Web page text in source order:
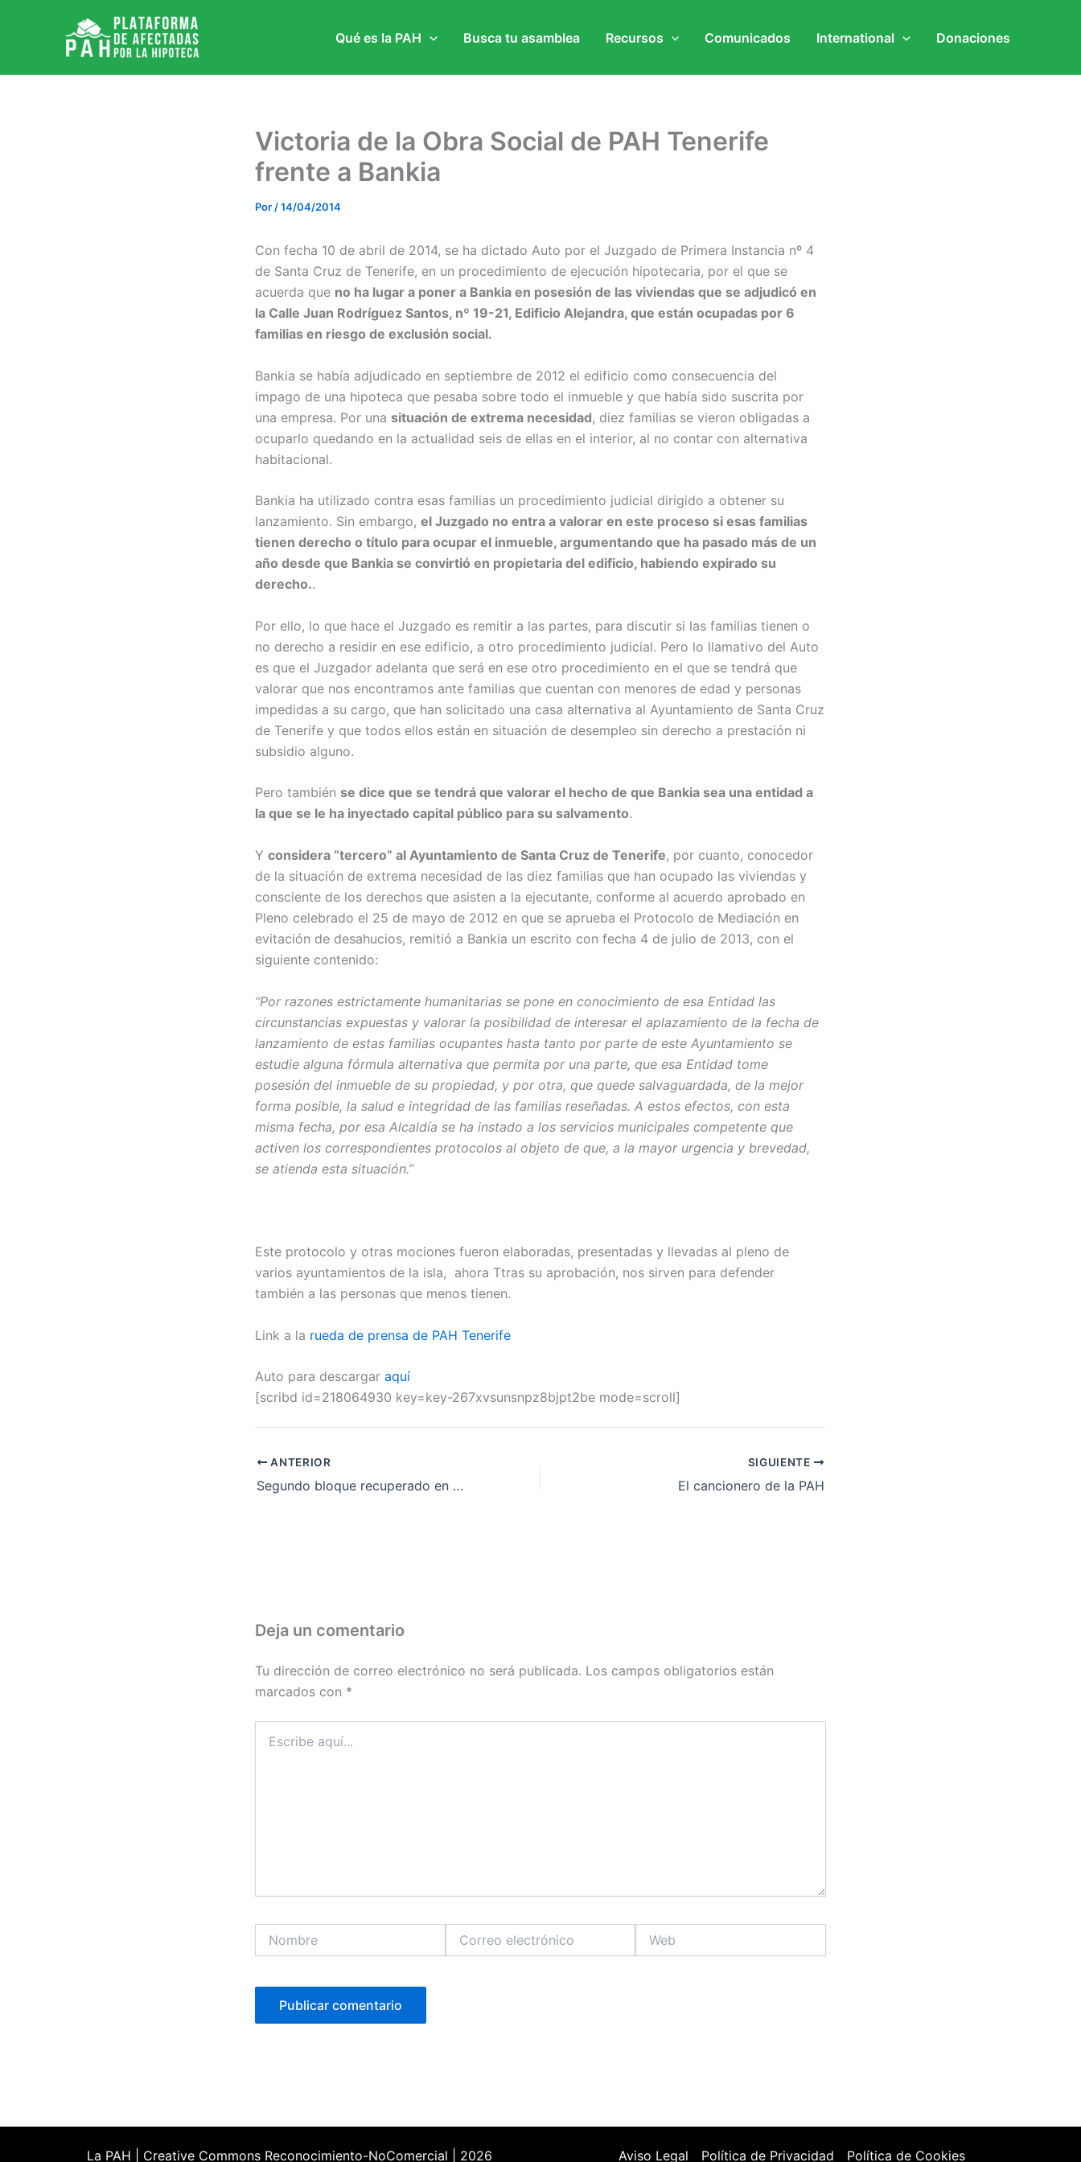
Qué es la PAH Busca tu asamblea Recursos Comunicados International Donaciones
Victoria de la Obra Social de PAH Tenerife
frente a Bankia
Por /14/04/2014
Con fecha 10 de abril de 2014, se ha dictado Auto por el Juzgado de Primera Instancia nº 4
de Santa Cruz de Tenerife, en un procedimiento de ejecución hipotecaria, por el que se
acuerda que no ha lugar a poner a Bankia en posesión de las viviendas que se adjudicó en
la Calle Juan Rodríguez Santos, nº 19-21, Edificio Alejandra, que están ocupadas por 6
familias en riesgo de exclusión social.
Bankia se había adjudicado en septiembre de 2012 el edificio como consecuencia del
impago de una hipoteca que pesaba sobre todo el inmueble y que había sido suscrita por
una empresa. Por una situación de extrema necesidad, diez familias se vieron obligadas a
ocuparlo quedando en la actualidad seis de ellas en el interior, al no contar con alternativa
habitacional.
Bankia ha utilizado contra esas familias un procedimiento judicial dirigido a obtener su
lanzamiento. Sin embargo, el Juzgado no entra a valorar en este proceso si esas familias
tienen derecho o título para ocupar el inmueble, argumentando que ha pasado más de un
año desde que Bankia se convirtió en propietaria del edificio, habiendo expirado su
derecho..
Por ello, lo que hace el Juzgado es remitir a las partes, para discutir si las familias tienen o
no derecho a residir en ese edificio, a otro procedimiento judicial. Pero lo llamativo del Auto
es que el Juzgador adelanta que será en ese otro procedimiento en el que se tendrá que
valorar que nos encontramos ante familias que cuentan con menores de edad y personas
impedidas a su cargo, que han solicitado una casa alternativa al Ayuntamiento de Santa Cruz
de Tenerife y que todos ellos están en situación de desempleo sin derecho a prestación ni
subsidio alguno.
Pero también se dice que se tendrá que valorar el hecho de que Bankia sea una entidad a
la que se le ha inyectado capital público para su salvamento.
Y considera “tercero” al Ayuntamiento de Santa Cruz de Tenerife, por cuanto, conocedor
de la situación de extrema necesidad de las diez familias que han ocupado las viviendas y
consciente de los derechos que asisten a la ejecutante, conforme al acuerdo aprobado en
Pleno celebrado el 25 de mayo de 2012 en que se aprueba el Protocolo de Mediación en
evitación de desahucios, remitió a Bankia un escrito con fecha 4 de julio de 2013, con el
siguiente contenido:
“Por razones estrictamente humanitarias se pone en conocimiento de esa Entidad las
circunstancias expuestas y valorar la posibilidad de interesar el aplazamiento de la fecha de
lanzamiento de estas familias ocupantes hasta tanto por parte de este Ayuntamiento se
estudie alguna fórmula alternativa que permita por una parte, que esa Entidad tome
posesión del inmueble de su propiedad, y por otra, que quede salvaguardada, de la mejor
forma posible, la salud e integridad de las familias reseñadas. A estos efectos, con esta
misma fecha, por esa Alcaldía se ha instado a los servicios municipales competente que
activen los correspondientes protocolos al objeto de que, a la mayor urgencia y brevedad,
se atienda esta situación.”
Este protocolo y otras mociones fueron elaboradas, presentadas y llevadas al pleno de
varios ayuntamientos de la isla, ahora Ttras su aprobación, nos sirven para defender
también a las personas que menos tienen.
Link a la rueda de prensa de PAH Tenerife
Auto para descargar aquí
[scribd id=218064930 key=key-267xvsunsnpz8bjpt2be mode=scroll]
ANTERIOR
Segundo bloque recuperado en Manresa por la Obra Social PAH
SIGUIENTE
El cancionero de la PAH
Deja un comentario
Tu dirección de correo electrónico no será publicada. Los campos obligatorios están
marcados con *
aquí...
electrónico
La PAH | Creative Commons Reconocimiento-NoComercial | 2026 Aviso Legal Política de Privacidad Política de Cookies